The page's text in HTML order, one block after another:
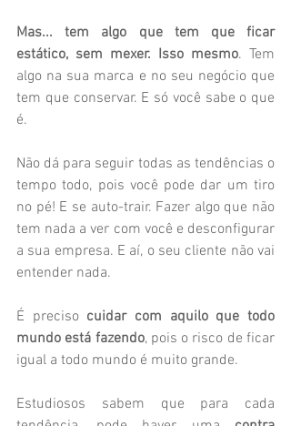
Mas... tem algo que tem que ficar
estático, sem mexer. Isso mesmo. Tem
algo na sua marca e no seu negócio que
tem que conservar. E só você sabe o que
é.
Não dá para seguir todas as tendências o
tempo todo, pois você pode dar um tiro
no pé! E se auto-trair. Fazer algo que não
tem nada a ver com você e desconfigurar
a sua empresa. E aí, o seu cliente não vai
entender nada.
É preciso cuidar com aquilo que todo
mundo está fazendo, pois o risco de ficar
igual a todo mundo é muito grande.
Estudiosos sabem que para cada